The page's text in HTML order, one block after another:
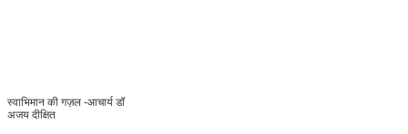
स्वाभिमान की गज़ल -आचार्य डॉ
अजय दीक्षित